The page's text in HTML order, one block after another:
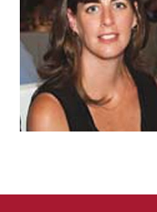
PLATAFORMA VUT